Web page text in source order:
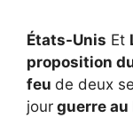
États-Unis Et
proposition
feu de deux
jour guerre